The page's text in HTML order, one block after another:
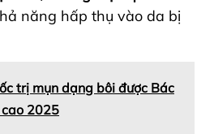
năng hấp thụ vào da bị
trị mụn dạng bôi được Bác
2025